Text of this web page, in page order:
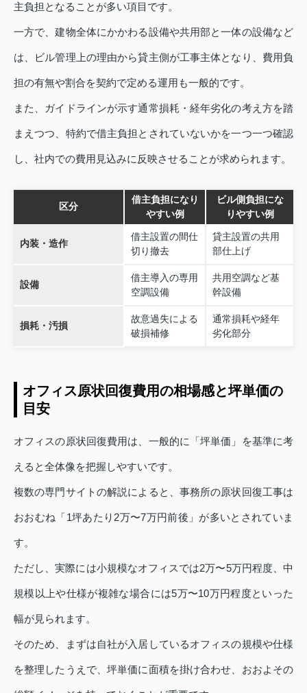
主負担となることが多い項目です。
一方で、建物全体にかかわる設備や共用部と一体の設備など
は、ビル管理上の理由から貸主側が工事主体となり、費用負
担の有無や割合を契約で定める運用も一般的です。
また、ガイドラインが示す通常損耗・経年劣化の考え方を踏
まえつつ、特約で借主負担とされていないかを一つ一つ確認
し、社内での費用見込みに反映させることが求められます。
区分
借主負担になり
やすい例
ビル側負担にな
りやすい例
内装・造作
借主設置の間仕
切り撤去
貸主設置の共用
部仕上げ
設備
借主導入の専用
空調設備
共用空調など基
幹設備
損耗・汚損
故意過失による
破損補修
通常損耗や経年
劣化部分
オフィス原状回復費用の相場感と坪単価の
目安
オフィスの原状回復費用は、一般的に「坪単価」を基準に考
えると全体像を把握しやすいです。
複数の専門サイトの解説によると、事務所の原状回復工事は
おおむね「1坪あたり2万〜7万円前後」が多いとされていま
す。
ただし、実際には小規模なオフィスでは2万〜5万円程度、中
規模以上や仕様が複雑な場合には5万〜10万円程度といった
幅が見られます。
そのため、まずは自社が入居しているオフィスの規模や仕様
を整理したうえで、坪単価に面積を掛け合わせ、おおよその